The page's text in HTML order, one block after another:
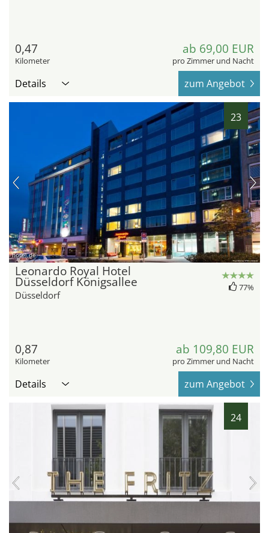
0,47
Kilometer
ab 69,00 EUR
pro Zimmer und Nacht
Details zum Angebot
23
hotel.de
Leonardo Royal Hotel
Düsseldorf Königsallee
Düsseldorf
77%
0,87
Kilometer
ab 109,80 EUR
pro Zimmer und Nacht
Details zum Angebot
24